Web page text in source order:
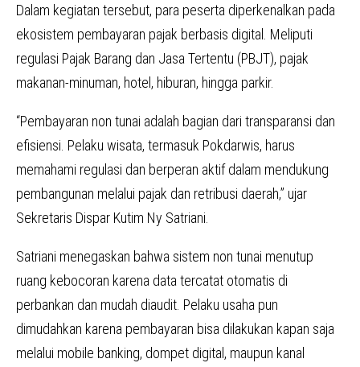
Dalam kegiatan tersebut, para peserta diperkenalkan pada
ekosistem pembayaran pajak berbasis digital. Meliputi
regulasi Pajak Barang dan Jasa Tertentu (PBJT), pajak
makanan-minuman, hotel, hiburan, hingga parkir.
“Pembayaran non tunai adalah bagian dari transparansi dan
efisiensi. Pelaku wisata, termasuk Pokdarwis, harus
memahami regulasi dan berperan aktif dalam mendukung
pembangunan melalui pajak dan retribusi daerah,” ujar
Sekretaris Dispar Kutim Ny Satriani.
Satriani menegaskan bahwa sistem non tunai menutup
ruang kebocoran karena data tercatat otomatis di
perbankan dan mudah diaudit. Pelaku usaha pun
dimudahkan karena pembayaran bisa dilakukan kapan saja
melalui mobile banking, dompet digital, maupun kanal